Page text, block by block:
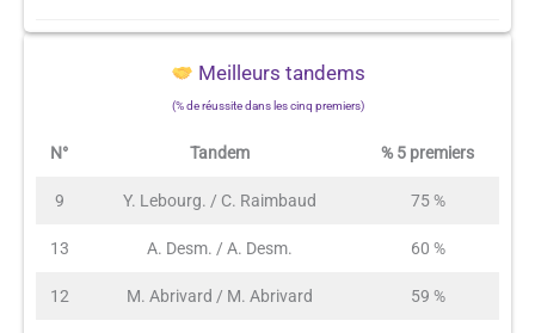
Meilleurs tandems
(% de réussite dans les cinq premiers)
N° Tandem % 5 premiers
9 Y. Lebourg. / C. Raimbaud 75 %
13 A. Desm. / A. Desm. 60 %
12 M. Abrivard / M. Abrivard 59 %